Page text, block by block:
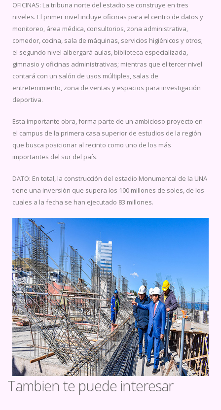
OFICINAS: La tribuna norte del estadio se construye en tres
niveles. El primer nivel incluye oficinas para el centro de datos y
monitoreo, área médica, consultorios, zona administrativa,
comedor, cocina, sala de máquinas, servicios higiénicos y otros;
el segundo nivel albergará aulas, biblioteca especializada,
gimnasio y oficinas administrativas; mientras que el tercer nivel
contará con un salón de usos múltiples, salas de
entretenimiento, zona de ventas y espacios para investigación
deportiva.
Esta importante obra, forma parte de un ambicioso proyecto en
el campus de la primera casa superior de estudios de la región
que busca posicionar al recinto como uno de los más
importantes del sur del país.
DATO: En total, la construcción del estadio Monumental de la UNA
tiene una inversión que supera los 100 millones de soles, de los
cuales a la fecha se han ejecutado 83 millones.
Tambien te puede interesar